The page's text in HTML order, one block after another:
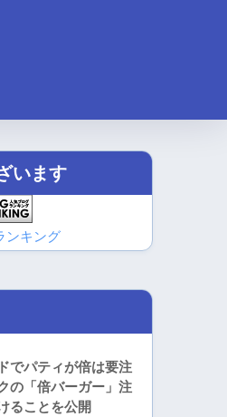
います
ンキング
でパティが倍は要注
の「倍バーガー」注
ることを公開